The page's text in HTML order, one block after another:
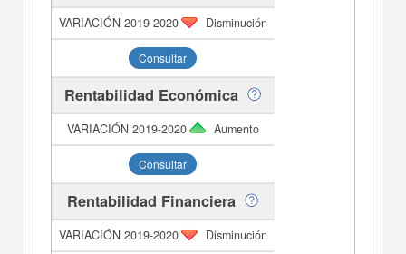
Disminución
Consultar
Rentabilidad Económica
Aumento
Consultar
Rentabilidad Financiera
Disminución